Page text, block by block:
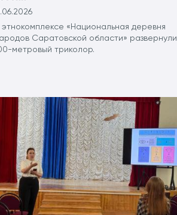
этнокомплексе «Национальная деревня
Саратовской области» развернули
метровый триколор.